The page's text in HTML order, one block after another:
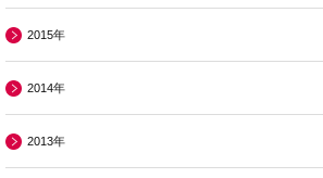
2015年
2014年
2013年